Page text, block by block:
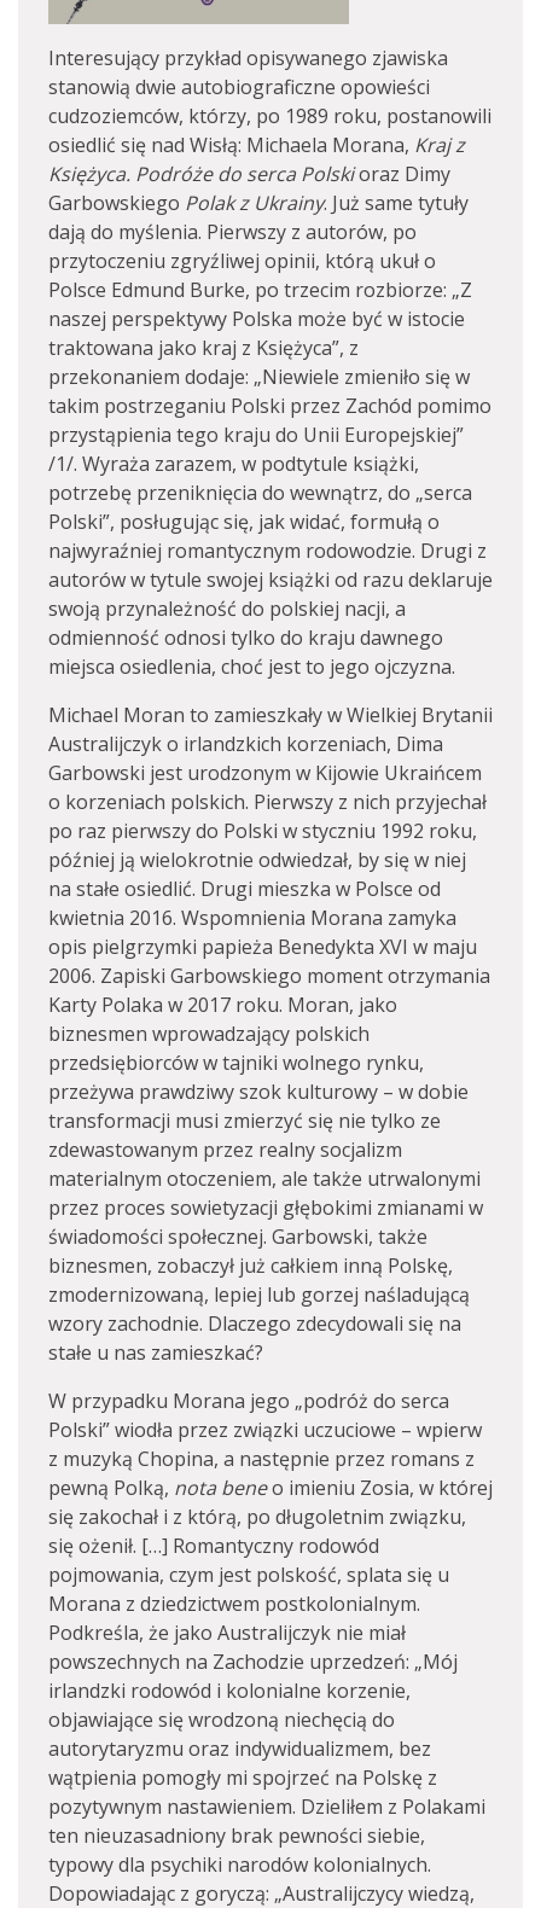
Interesujący przykład opisywanego zjawiska
stanowią dwie autobiograficzne opowieści
cudzoziemców, którzy, po 1989 roku, postanowili
osiedlić się nad Wisłą: Michaela Morana, Kraj z
Księżyca. Podróże do serca Polskioraz Dimy
Garbowskiego Polak z Ukrainy. Już same tytuły
dają do myślenia. Pierwszy z autorów, po
przytoczeniu zgryźliwej opinii, którą ukuł o
Polsce Edmund Burke, po trzecim rozbiorze: „Z
naszej perspektywy Polska może być w istocie
traktowana jako kraj z Księżyca”, z
przekonaniem dodaje: „Niewiele zmieniło się w
takim postrzeganiu Polski przez Zachód pomimo
przystąpienia tego kraju do Unii Europejskiej”
/1/. Wyraża zarazem, w podtytule książki,
potrzebę przeniknięcia do wewnątrz, do „serca
Polski”, posługując się, jak widać, formułą o
najwyraźniej romantycznym rodowodzie. Drugi z
autorów w tytule swojej książki od razu deklaruje
swoją przynależność do polskiej nacji, a
odmienność odnosi tylko do kraju dawnego
miejsca osiedlenia, choć jest to jego ojczyzna.
Michael Moran to zamieszkały w Wielkiej Brytanii
Australijczyk o irlandzkich korzeniach, Dima
Garbowski jest urodzonym w Kijowie Ukraińcem
o korzeniach polskich. Pierwszy z nich przyjechał
po raz pierwszy do Polski w styczniu 1992 roku,
później ją wielokrotnie odwiedzał, by się w niej
na stałe osiedlić. Drugi mieszka w Polsce od
kwietnia 2016. Wspomnienia Morana zamyka
opis pielgrzymki papieża Benedykta XVI w maju
2006. Zapiski Garbowskiego moment otrzymania
Karty Polaka w 2017 roku. Moran, jako
biznesmen wprowadzający polskich
przedsiębiorców w tajniki wolnego rynku,
przeżywa prawdziwy szok kulturowy – w dobie
transformacji musi zmierzyć się nie tylko ze
zdewastowanym przez realny socjalizm
materialnym otoczeniem, ale także utrwalonymi
przez proces sowietyzacji głębokimi zmianami w
świadomości społecznej. Garbowski, także
biznesmen, zobaczył już całkiem inną Polskę,
zmodernizowaną, lepiej lub gorzej naśladującą
wzory zachodnie. Dlaczego zdecydowali się na
stałe u nas zamieszkać?
W przypadku Morana jego „podróż do serca
Polski” wiodła przez związki uczuciowe – wpierw
z muzyką Chopina, a następnie przez romans z
pewną Polką, nota beneo imieniu Zosia, w której
się zakochał i z którą, po długoletnim związku,
się ożenił. […] Romantyczny rodowód
pojmowania, czym jest polskość, splata się u
Morana z dziedzictwem postkolonialnym.
Podkreśla, że jako Australijczyk nie miał
powszechnych na Zachodzie uprzedzeń: „Mój
irlandzki rodowód i kolonialne korzenie,
objawiające się wrodzoną niechęcią do
autorytaryzmu oraz indywidualizmem, bez
wątpienia pomogły mi spojrzeć na Polskę z
pozytywnym nastawieniem. Dzieliłem z Polakami
ten nieuzasadniony brak pewności siebie,
typowy dla psychiki narodów kolonialnych.
Dopowiadając z goryczą: „Australijczycy wiedzą,